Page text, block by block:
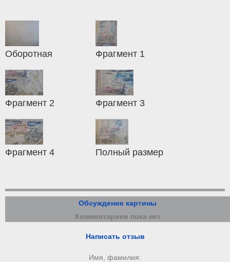
Оборотная Фрагмент 1
Фрагмент 2 Фрагмент 3
Фрагмент 4 Полный размер
Обсуждение картины
Комментариев пока нет
Написать отзыв
Имя, фамилия: